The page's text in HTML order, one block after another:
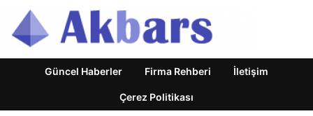
Güncel Haberler Firma Rehberi İletişim
Çerez Politikası